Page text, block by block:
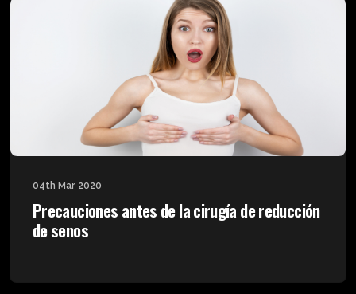
04th Mar 2020
Precauciones antes de la cirugía de reducción
de senos